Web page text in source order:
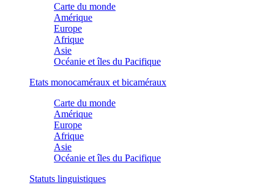
Carte du monde
Amérique
Europe
Afrique
Asie
Océanie et îles du Pacifique
Etats monocaméraux et bicaméraux
Carte du monde
Amérique
Europe
Afrique
Asie
Océanie et îles du Pacifique
Statuts linguistiques